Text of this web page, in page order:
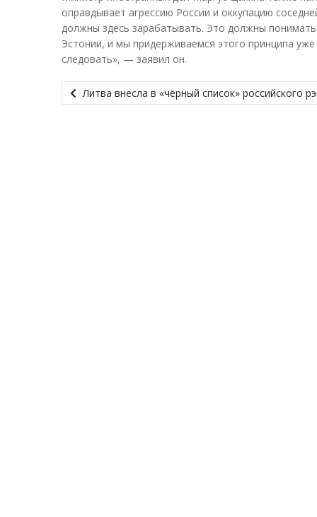
оправдывает агрессию России и оккупацию
должны здесь зарабатывать. Это должны
Эстонии, и мы придерживаемся этого принципа
следовать», — заявил он.
Литва внесла в «чёрный список» российского